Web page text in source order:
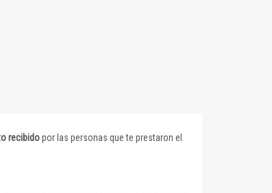
recibidopor las personas que te prestaron el